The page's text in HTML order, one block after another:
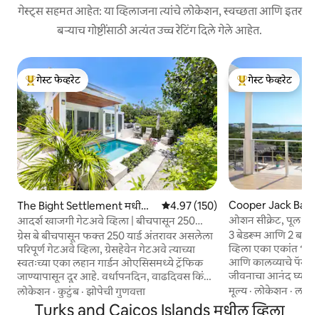
गेस्ट्स सहमत आहेत: या व्हिलाजना त्यांचे लोकेशन, स्वच्छता आणि इतर
बऱ्याच गोष्टींसाठी अत्यंत उच्च रेटिंग दिले गेले आहेत.
टॉप गेस्ट फेव्हरेट
गेस्ट फेव्हरेट
The Bight Settlement मधील
व्हिला
5 पैकी 4.97 सरासरी रेटिंग, 150 रिव्ह्यूज
4.97 (150)
आदर्श खाजगी गेटअवे व्हिला | बीचपासून 250
यार्ड्स
ग्रेस बे बीचपासून फक्त 250 यार्ड अंतरावर असलेला
परिपूर्ण गेटअवे व्हिला, ग्रेसहेवेन गेटअवे त्याच्या
स्वतःच्या एका लहान गार्डन ओएसिसमध्ये ट्रॅफिक
जाण्यापासून दूर आहे. वर्धापनदिन, वाढदिवस किंवा
हनीमून साजरे करण्यासाठी किंवा फक्त रोमँटिक,
खाजगी सेटिंगच्या शोधात असलेल्या जोडप्यासाठी हे
लोकेशन ·कुटुंब·झोपेची गुणवत्ता
टॉप गेस्ट फेव्हरेट
गेस्ट फेव्हरेट
Cooper Jack Bay
मधील व्हिला
ओशन सीक्रेट, पूल
कालवा व्ह्यू
3 बेडरूम आणि 2
व्हिला एका एकांत
आणि कालव्याचे
जीवनाचा आनंद घ्या.
ड्राइव्हवर आहे किंवा
आनंद घ्या. व्हिलामध्ये
मूल्य·लोकेशन ·लाँड्री
Turks and Caicos Islands मधील व्हिला